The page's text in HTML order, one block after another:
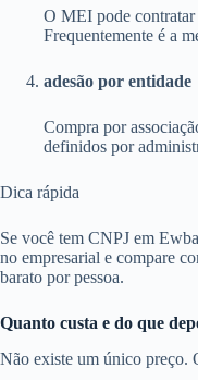
O MEI pode contratar
Frequentemente é a
adesão por entidade
Compra por
definidos por
Dica rápida
Se você tem CNPJ em
no empresarial e compare
barato por pessoa.
Quanto custa e do que
Não existe um único preço.